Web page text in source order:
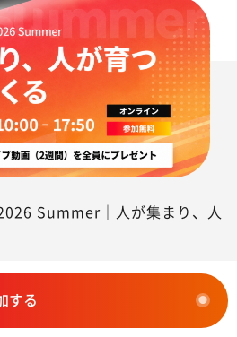
Summer｜人が集まり、人
する